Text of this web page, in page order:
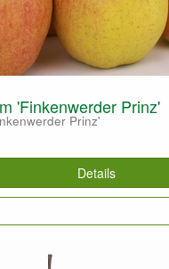
'Finkenwerder Prinz'
Prinz'
Details